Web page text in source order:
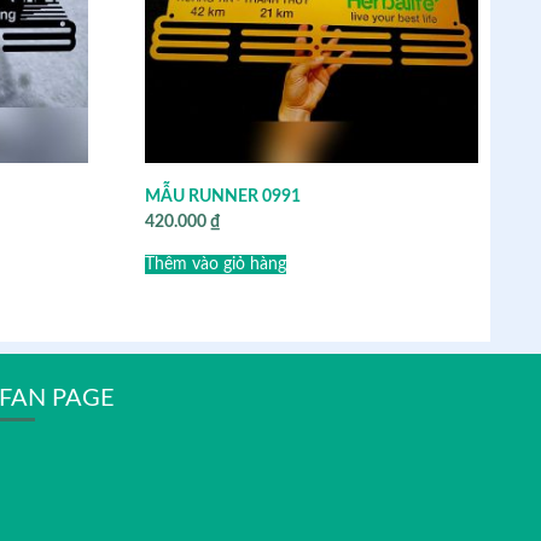
MẪU RUNNER 0991
420.000₫
Thêm vào giỏ hàng
FAN PAGE